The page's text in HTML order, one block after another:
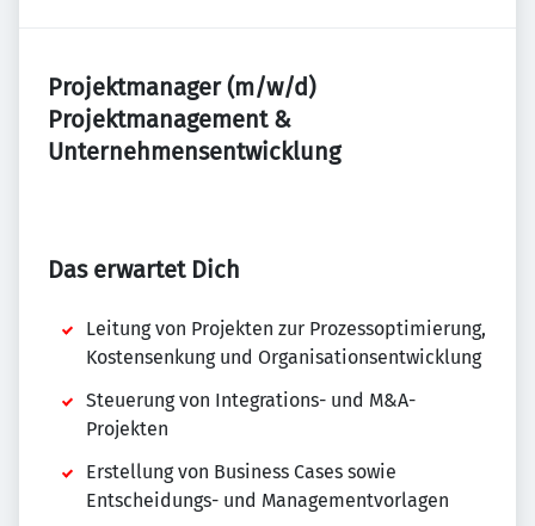
Projektmanager (m/w/d)
Projektmanagement &
Unternehmensentwicklung
Das erwartet Dich
Leitung von Projekten zur Prozessoptimierung,
Kostensenkung und Organisationsentwicklung
Steuerung von Integrations- und M&A-
Projekten
Erstellung von Business Cases sowie
Entscheidungs- und Managementvorlagen